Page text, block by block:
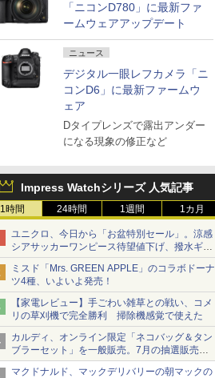
「ニコンD780」に最新ファ
ームウェアアップデート
ニュース
デジタル一眼レフカメラ「ニ
コンD6」に最新ファームウ
ェア
Dタイプレンズで露出アンダー
になる現象の修正など
Impress Watchシリーズ 人気記事
1時間 24時間 1週間 1カ月
ユニクロ、今日から「お盆特別セール」。涼感
シアサッカーワンピース待望値下げ、撥水ギア
ショーツは1990円に
ミスド「Mrs. GREEN APPLE」のコラボドーナ
ツ4種、いよいよ発売！
【家電レビュー】手ごわい雑草との戦い、コメ
リの草刈機で完全勝利 掃除機感覚で使えた
カルディ、オンライン限定「ネコバッグ＆タン
ブラーセット」を一般販売。7月の抽選販売の
当選無効分
マクドナルド、マックデリバリーの朝マックの